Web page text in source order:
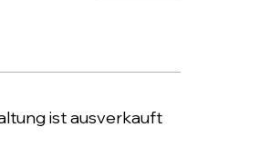
ist ausverkauft